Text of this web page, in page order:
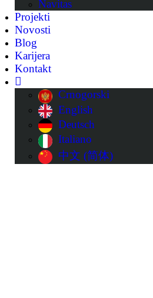
Navitas
Projekti
Novosti
Blog
Karijera
Kontakt
Crnogorski
English
Deutsch
Italiano
中文 (简体)